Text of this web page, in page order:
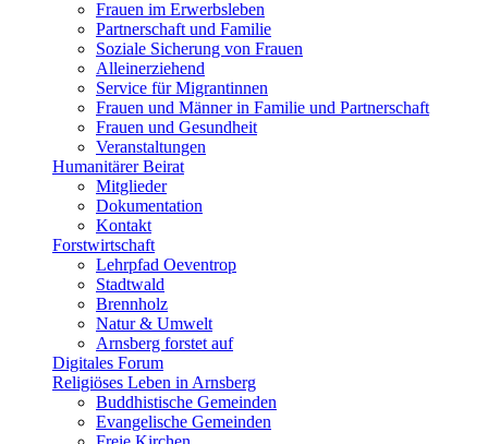
Frauen im Erwerbsleben
Partnerschaft und Familie
Soziale Sicherung von Frauen
Alleinerziehend
Service für Migrantinnen
Frauen und Männer in Familie und Partnerschaft
Frauen und Gesundheit
Veranstaltungen
Humanitärer Beirat
Mitglieder
Dokumentation
Kontakt
Forstwirtschaft
Lehrpfad Oeventrop
Stadtwald
Brennholz
Natur & Umwelt
Arnsberg forstet auf
Digitales Forum
Religiöses Leben in Arnsberg
Buddhistische Gemeinden
Evangelische Gemeinden